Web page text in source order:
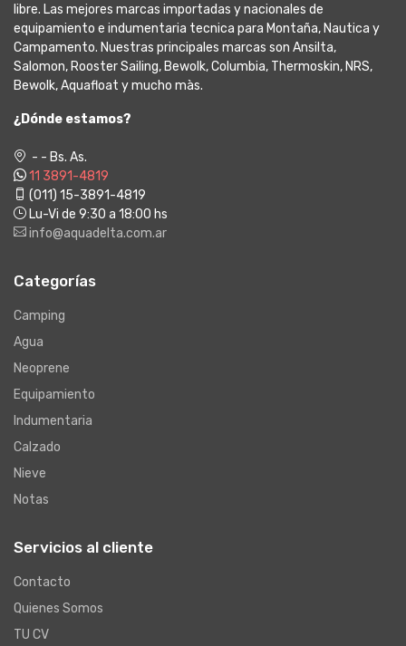
libre. Las mejores marcas importadas y nacionales de
equipamiento e indumentaria tecnica para Montaña, Nautica y
Campamento. Nuestras principales marcas son Ansilta,
Salomon, Rooster Sailing, Bewolk, Columbia, Thermoskin, NRS,
Bewolk, Aquafloat y mucho màs.
¿Dónde estamos?
- - Bs. As.
11 3891-4819
(011) 15-3891-4819
Lu-Vi de 9:30 a 18:00 hs
info@aquadelta.com.ar
Categorías
Camping
Agua
Neoprene
Equipamiento
Indumentaria
Calzado
Nieve
Notas
Servicios al cliente
Contacto
Quienes Somos
TU CV